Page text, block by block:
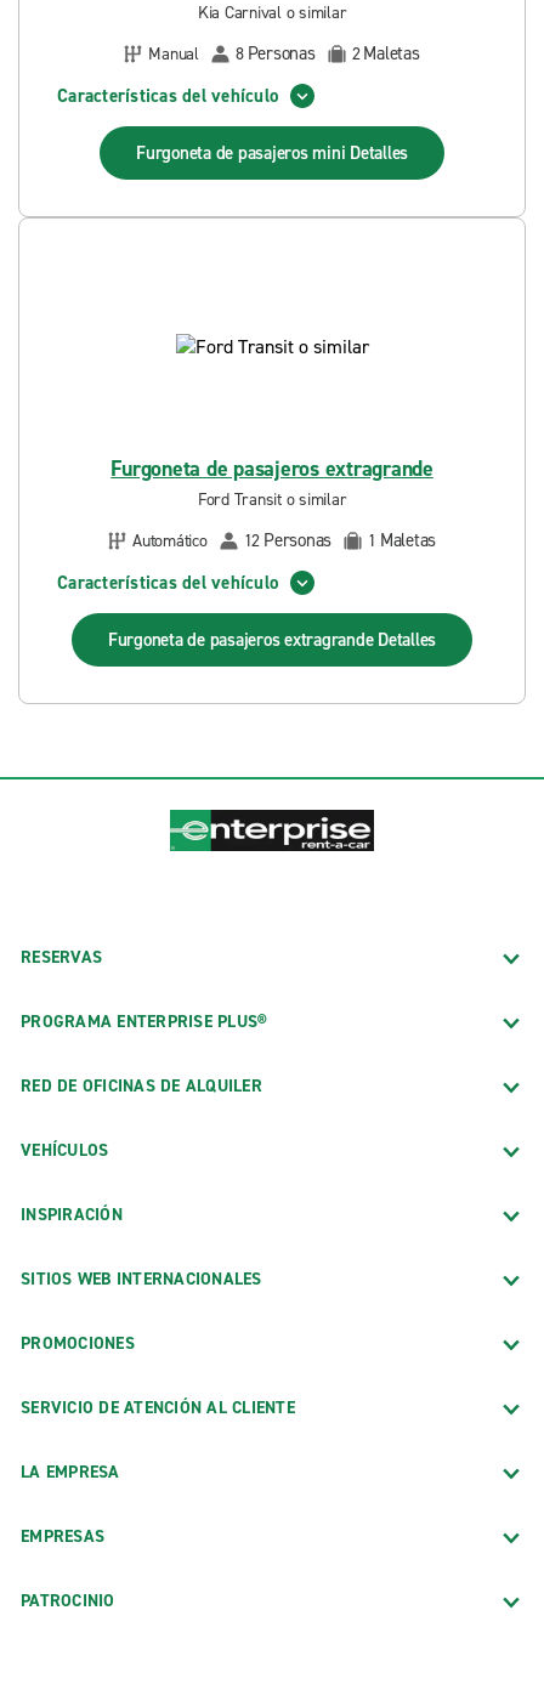
Kia Carnival o similar
Manual
8 Personas 2Maletas
Características del vehículo
Furgoneta de pasajeros mini Detalles
Furgoneta de pasajeros extragrande
Ford Transit o similar
Automático
12 Personas 1 Maletas
Características del vehículo
Furgoneta de pasajeros extragrande Detalles
RESERVAS
PROGRAMA ENTERPRISE PLUS®
RED DE OFICINAS DE ALQUILER
VEHÍCULOS
INSPIRACIÓN
SITIOS WEB INTERNACIONALES
PROMOCIONES
SERVICIO DE ATENCIÓN AL CLIENTE
LA EMPRESA
EMPRESAS
PATROCINIO